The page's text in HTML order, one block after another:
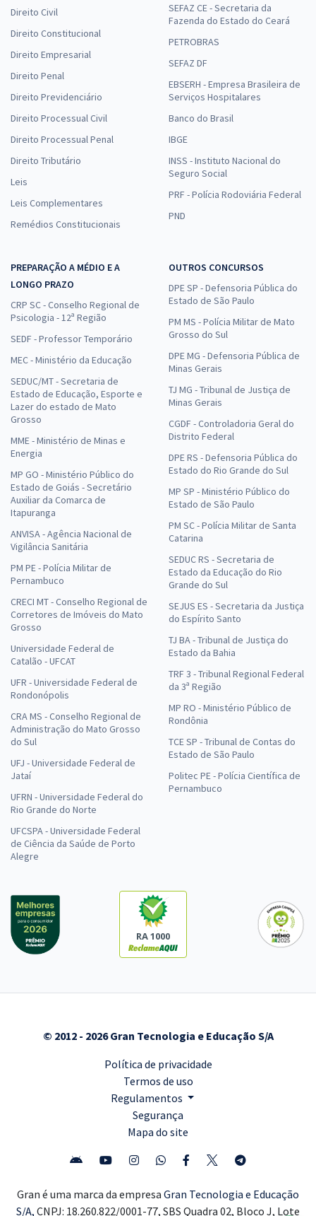
Direito Civil
Direito Constitucional
Direito Empresarial
Direito Penal
Direito Previdenciário
Direito Processual Civil
Direito Processual Penal
Direito Tributário
Leis
Leis Complementares
Remédios Constitucionais
SEFAZ CE - Secretaria da
Fazenda do Estado do Ceará
PETROBRAS
SEFAZ DF
EBSERH - Empresa Brasileira de
Serviços Hospitalares
Banco do Brasil
IBGE
INSS - Instituto Nacional do
Seguro Social
PRF - Polícia Rodoviária Federal
PND
PREPARAÇÃO A MÉDIO E A
LONGO PRAZO
CRP SC - Conselho Regional de
Psicologia - 12ª Região
SEDF - Professor Temporário
MEC - Ministério da Educação
SEDUC/MT - Secretaria de
Estado de Educação, Esporte e
Lazer do estado de Mato
Grosso
MME - Ministério de Minas e
Energia
MP GO - Ministério Público do
Estado de Goiás - Secretário
Auxiliar da Comarca de
Itapuranga
ANVISA - Agência Nacional de
Vigilância Sanitária
PM PE - Polícia Militar de
Pernambuco
CRECI MT - Conselho Regional de
Corretores de Imóveis do Mato
Grosso
Universidade Federal de
Catalão - UFCAT
UFR - Universidade Federal de
Rondonópolis
CRA MS - Conselho Regional de
Administração do Mato Grosso
do Sul
UFJ - Universidade Federal de
Jataí
UFRN - Universidade Federal do
Rio Grande do Norte
UFCSPA - Universidade Federal
de Ciência da Saúde de Porto
Alegre
OUTROS CONCURSOS
DPE SP - Defensoria Pública do
Estado de São Paulo
PM MS - Polícia Militar de Mato
Grosso do Sul
DPE MG - Defensoria Pública de
Minas Gerais
TJ MG - Tribunal de Justiça de
Minas Gerais
CGDF - Controladoria Geral do
Distrito Federal
DPE RS - Defensoria Pública do
Estado do Rio Grande do Sul
MP SP - Ministério Público do
Estado de São Paulo
PM SC - Polícia Militar de Santa
Catarina
SEDUC RS - Secretaria de
Estado da Educação do Rio
Grande do Sul
SEJUS ES - Secretaria da Justiça
do Espírito Santo
TJ BA - Tribunal de Justiça do
Estado da Bahia
TRF 3 - Tribunal Regional Federal
da 3ª Região
MP RO - Ministério Público de
Rondônia
TCE SP - Tribunal de Contas do
Estado de São Paulo
Politec PE - Polícia Científica de
Pernambuco
RA 1000
© 2012 - 2026 Gran Tecnologia e Educação S/A
Política de privacidade
Termos de uso
Regulamentos
Segurança
Mapa do site
Gran é uma marca da empresa Gran Tecnologia e Educação
S/A, CNPJ: 18.260.822/0001-77, SBS Quadra 02, Bloco J, Lote